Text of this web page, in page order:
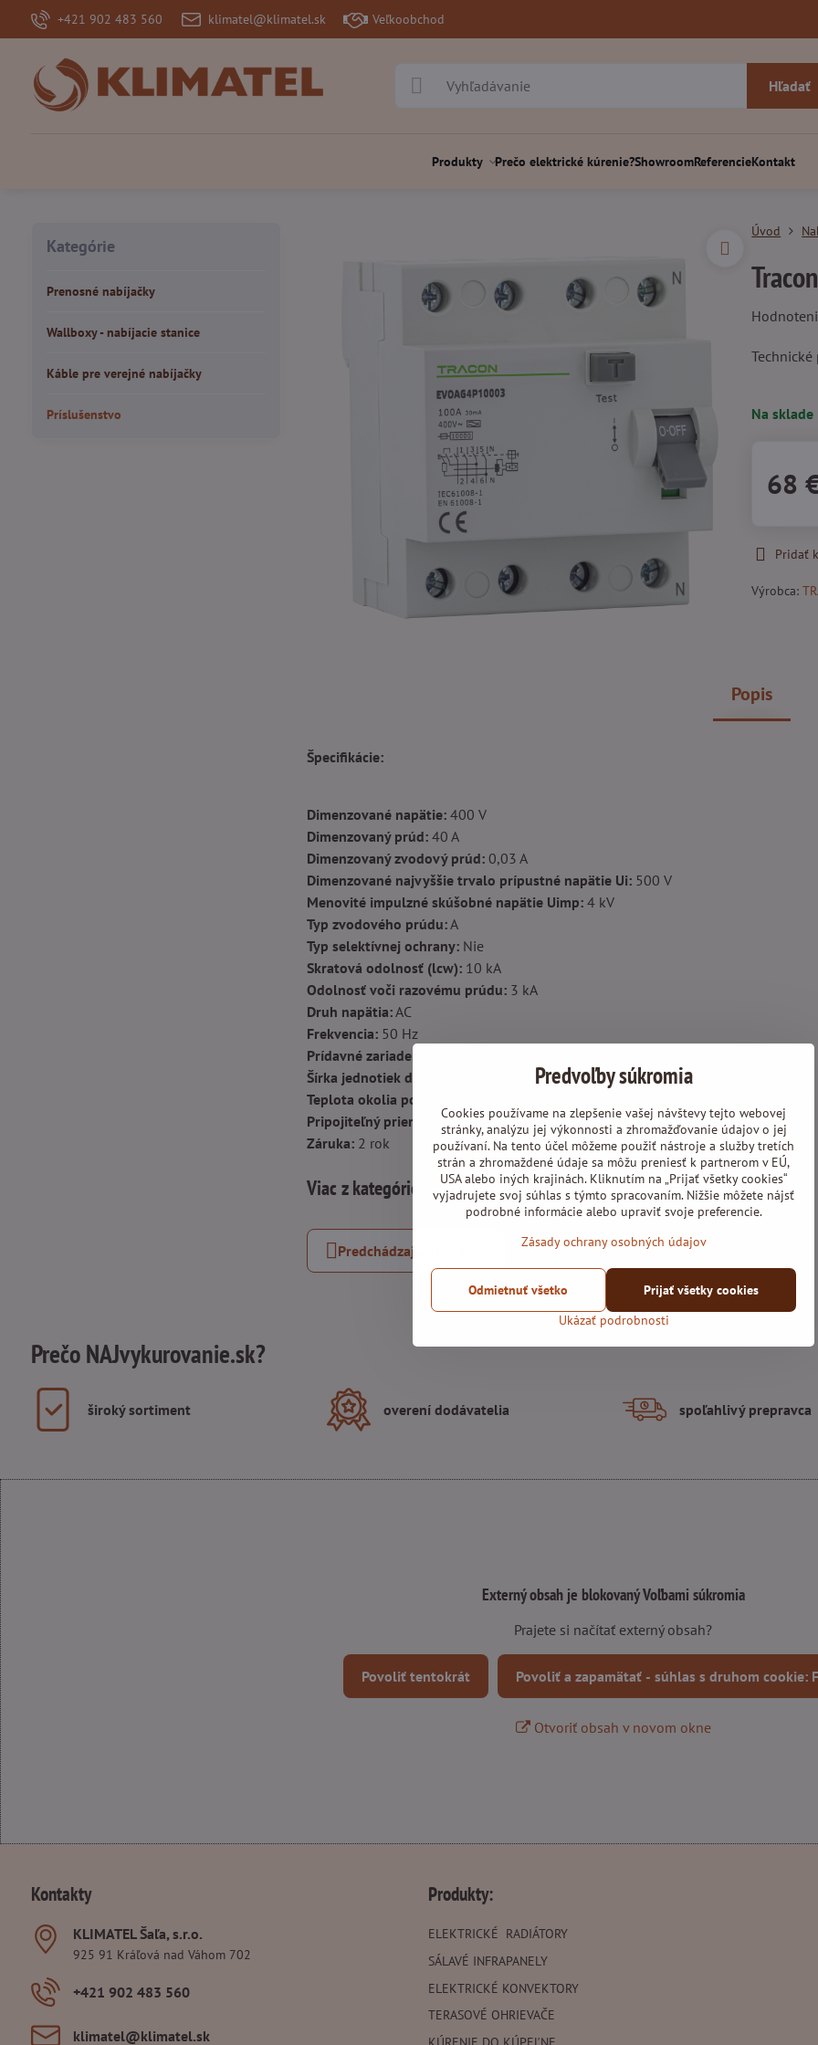
+421 902 483 560 klimatel@klimatel.sk Veľkoobchod
Hľadať
Produkty Prečo elektrické kúrenie?ShowroomReferencieKontakt
Úvod
Technické
Na sklade
68
Pridať
Výrobca:
Popis
Špecifikácie:
Dimenzované napätie: 400 V
Dimenzovaný prúd: 40 A
Dimenzovaný zvodový prúd: 0,03 A
Dimenzované najvyššie trvalo prípustné napätie Ui: 500 V
Menovité impulzné skúšobné napätie Uimp: 4 kV
Typ zvodového prúdu:A
Typ selektívnej ochrany: Nie
Skratová odolnosť (lcw): 10 kA
Odolnosť voči razovému prúdu: 3 kA
Druh napätia:AC
Frekvencia: 50 Hz
Prídavné zariadenia sú možné:
Šírka jednotiek delenia:
Teplota okolia počas prevádzky:
Pripojiteľný prierez jednodrôtového vodiča:2,5 -25 mm²
Záruka: 2 rok
Viac z kategórie Nabíjačky pre elektromobily Príslušenstvo
Predchádzajúci produkt
Kategórie
Prenosné nabíjačky
Wallboxy - nabíjacie stanice
Káble pre verejné nabíjačky
Príslušenstvo
Prečo NAJvykurovanie.sk?
široký sortiment overení dodávatelia spoľahlivý prepravca
Externý obsah je blokovaný Voľbami súkromia
Prajete si načítať externý obsah?
Povoliť tentokrát Povoliť a zapamätať - súhlas s druhom cookie:
Otvoriť obsah v novom okne
Kontakty
KLIMATEL Šaľa, s​.r​.o​.
925 91 Kráľová nad Váhom 702
+421 902 483 560
klimatel​@klimatel​.sk
Produkty:
ELEKTRICKÉ RADIÁTORY
SÁLAVÉ INFRAPANELY
ELEKTRICKÉ KONVEKTORY
TERASOVÉ OHRIEVAČE
Predvoľby súkromia
Cookies používame na zlepšenie vašej návštevy tejto webovej
stránky, analýzu jej výkonnosti a zhromažďovanie údajov o jej
používaní. Na tento účel môžeme použiť nástroje a služby tretích
strán a zhromaždené údaje sa môžu preniesť k partnerom v EÚ,
USA alebo iných krajinách. Kliknutím na „Prijať všetky cookies“
vyjadrujete svoj súhlas s týmto spracovaním. Nižšie môžete nájsť
podrobné informácie alebo upraviť svoje preferencie.
Zásady ochrany osobných údajov
Ukázať podrobnosti
Prijať všetky cookies
Odmietnuť všetko